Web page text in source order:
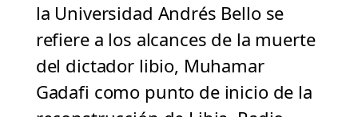
la Universidad Andrés Bello se
refiere a los alcances de la muerte
del dictador libio, Muhamar
Gadafi como punto de inicio de la